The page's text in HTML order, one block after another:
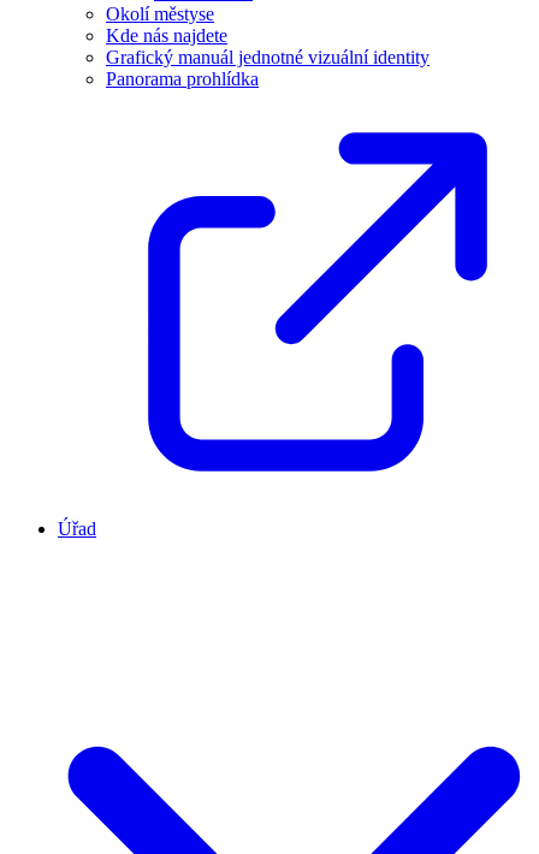
Okolí městyse
Kde nás najdete
Grafický manuál jednotné vizuální identity
Panorama prohlídka
Úřad